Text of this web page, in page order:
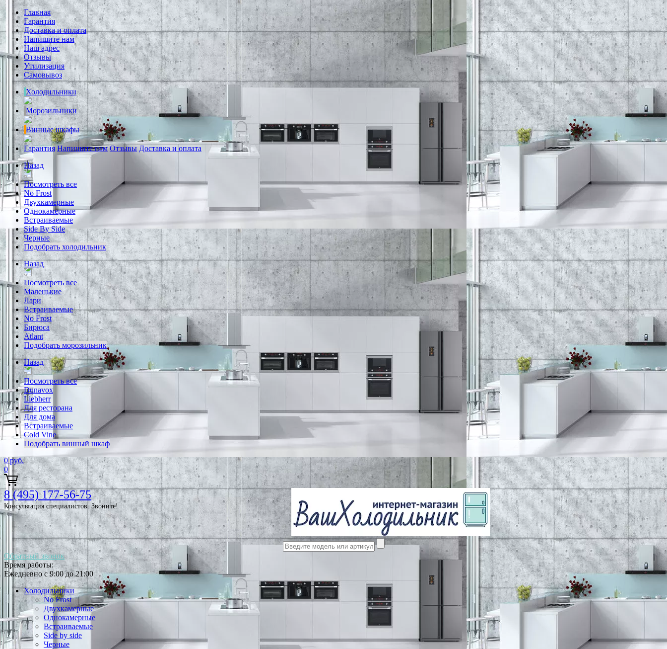
Главная
Гарантия
Доставка и оплата
Напишите нам
Наш адрес
Отзывы
Утилизация
Самовывоз
Холодильники
Морозильники
Винные шкафы
Гарантия Напишите нам Отзывы Доставка и оплата
Назад
Посмотреть все
No Frost
Двухкамерные
Однокамерные
Встраиваемые
Side By Side
Черные
Подобрать холодильник
Назад
Посмотреть все
Маленькие
Лари
Встраиваемые
No Frost
Бирюса
Atlant
Подобрать морозильник
Назад
Посмотреть все
Dunavox
Liebherr
Для ресторана
Для дома
Встраиваемые
Cold Vine
Подобрать винный шкаф
0 руб.
0
8 (495) 177-56-75
Консультация специалистов. Звоните!
Обратный звонок
Время работы:
Ежедневно с 9:00 до 21:00
Холодильники
No Frost
Двухкамерные
Однокамерные
Встраиваемые
Side by side
Черные